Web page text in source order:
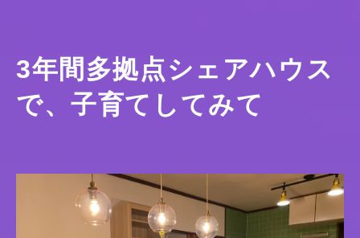
3年間多拠点シェアハウス
で、子育てしてみて